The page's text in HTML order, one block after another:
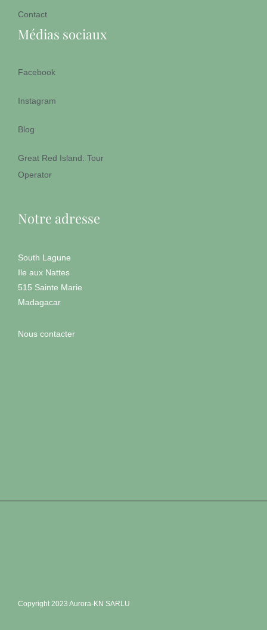
Contact
Médias sociaux
Facebook
Instagram
Blog
Great Red Island: Tour
Operator
Notre adresse
South Lagune
Ile aux Nattes
515 Sainte Marie
Madagacar
Nous contacter
Copyright 2023 Aurora-KN SARLU